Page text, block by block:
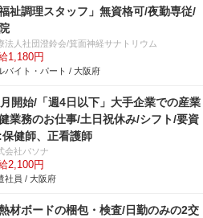
福祉調理スタッフ」無資格可/夜勤専従/
法人社団澄鈴会/箕面神経サナトリウム
1,180円
バイト・パート / 大阪府
開始/「週4日以下」大手企業での産業
業務のお仕事/土日祝休み/シフト/要資
健師、正看護師
会社パソナ
2,100円
社員 / 大阪府
材ボードの梱包・検査/日勤のみの2交